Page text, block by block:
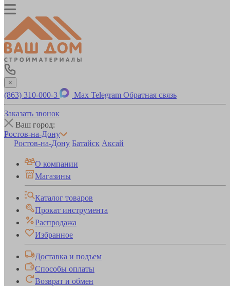
×
(863) 310-000-3 Max Telegram Обратная связь
Заказать звонок
Ваш город:
Ростов-на-Дону
Ростов-на-Дону Батайск Аксай
О компании
Магазины
Каталог товаров
Прокат инструмента
Распродажа
Избранное
Доставка и подъем
Способы оплаты
Возврат и обмен